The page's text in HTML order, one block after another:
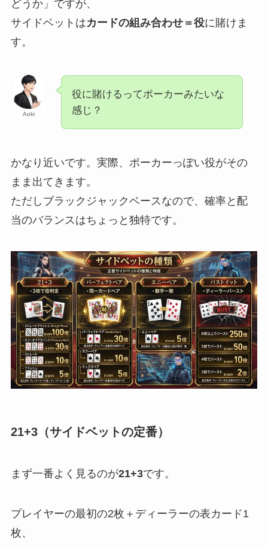
どうか」ですが、
サイドベットはカードの組み合わせ＝役に賭けま
す。
Aoki
役に賭けるってポーカーみたいな
感じ？
かなり近いです。実際、ポーカーっぽい役がその
まま出てきます。
ただしブラックジャックベースなので、確率と配
当のバランスはちょっと独特です。
21+3（サイドベットの定番）
まず一番よく見るのが21+3です。
プレイヤーの最初の2枚＋ディーラーの表カード1
枚、